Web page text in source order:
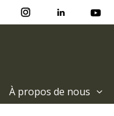
À propos de nous